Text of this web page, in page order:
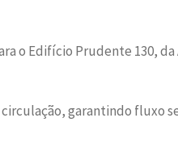
o Edifício Prudente 130, da
garantindo fluxo